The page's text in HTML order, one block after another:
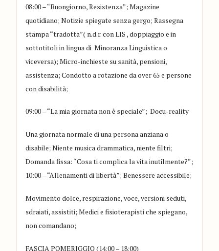
08:00 – “Buongiorno, Resistenza”; Magazine
quotidiano; Notizie spiegate senza gergo; Rassegna
stampa “tradotta”( n.d.r.conLIS , doppiaggio e in
sottotitoli in lingua di MinoranzaLinguistica o
viceversa);Micro-inchieste su sanità, pensioni,
assistenza;Condotto a rotazione da over 65 e persone
con disabilità;
09:00 – “La mia giornata non è speciale”;Docu-reality
Una giornata normale di una persona anziana o
disabile;Niente musica drammatica, niente filtri;
Domanda fissa: “Cosa ti complica la vita inutilmente?”;
10:00 – “Allenamenti di libertà”;Benessere accessibile;
Movimento dolce, respirazione, voce, versioni seduti,
sdraiati, assistiti;Medici e fisioterapisti che spiegano,
non comandano;
FASCIA POMERIGGIO (14:00 – 18:00)